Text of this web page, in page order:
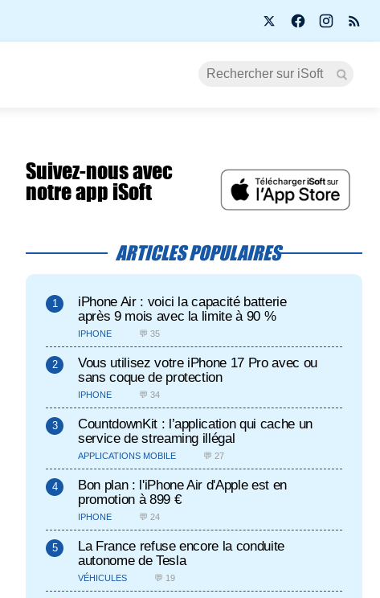
Suivez-nous avec
notre app iSoft
ARTICLES POPULAIRES
iPhone Air : voici la capacité batterie
après 9 mois avec la limite à 90 %
IPHONE 💬 35
Vous utilisez votre iPhone 17 Pro avec ou
sans coque de protection
IPHONE 💬 34
CountdownKit : l’application qui cache un
service de streaming illégal
APPLICATIONS MOBILE 💬 27
Bon plan : l'iPhone Air d'Apple est en
promotion à 899 €
IPHONE 💬 24
La France refuse encore la conduite
autonome de Tesla
VÉHICULES 💬 19